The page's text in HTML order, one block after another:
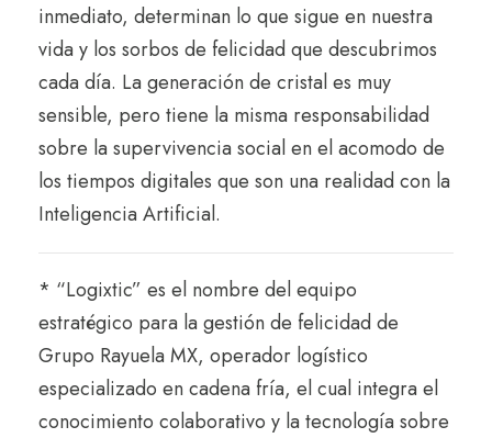
inmediato, determinan lo que sigue en nuestra
vida y los sorbos de felicidad que descubrimos
cada día. La generación de cristal es muy
sensible, pero tiene la misma responsabilidad
sobre la supervivencia social en el acomodo de
los tiempos digitales que son una realidad con la
Inteligencia Artificial.
* “Logixtic” es el nombre del equipo
estratégico para la gestión de felicidad de
Grupo Rayuela MX, operador logístico
especializado en cadena fría, el cual integra el
conocimiento colaborativo y la tecnología sobre